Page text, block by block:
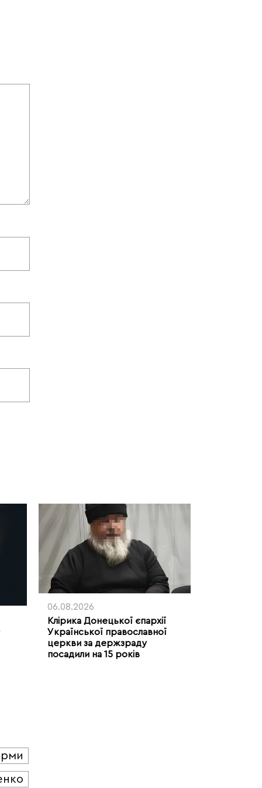
06.08.2026
Клірика Донецької єпархії
Української православної
церкви за держзраду
посадили на 15 років